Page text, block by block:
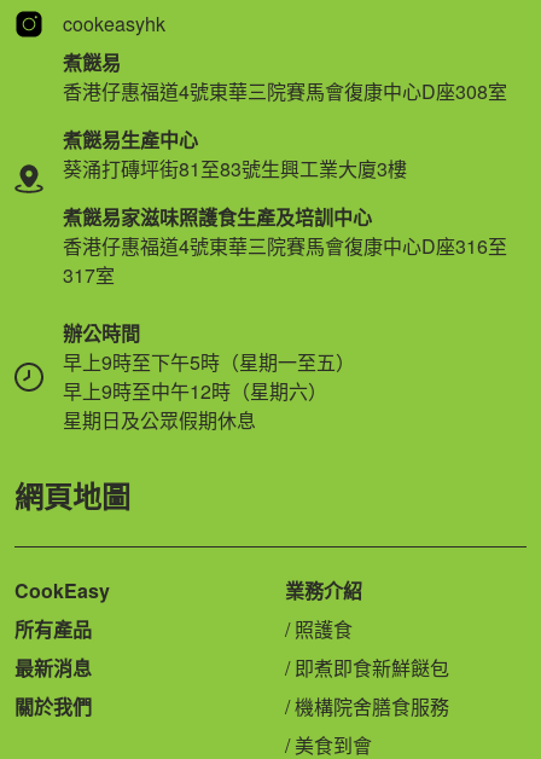
cookeasyhk
煮餸易
香港仔惠福道4號東華三院賽馬會復康中心D座308室
煮餸易生產中心
葵涌打磚坪街81至83號生興工業大廈3樓
煮餸易家滋味照護食生產及培訓中心
香港仔惠福道4號東華三院賽馬會復康中心D座316至
317室
辦公時間
早上9時至下午5時（星期一至五）
早上9時至中午12時（星期六）
星期日及公眾假期休息
網頁地圖
CookEasy
所有產品
最新消息
關於我們
業務介紹
照護食
即煮即食新鮮餸包
機構院舍膳食服務
美食到會